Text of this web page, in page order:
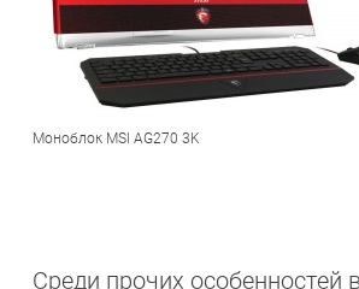
Моноблок MSI AG270 3K
Среди прочих особенностей